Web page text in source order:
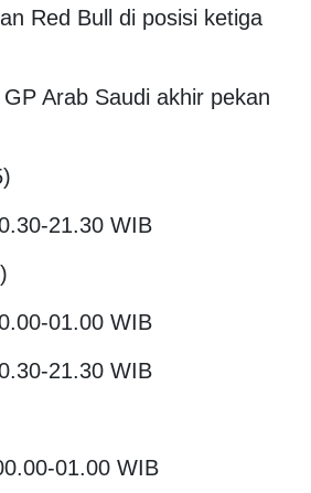
Red Bull di posisi ketiga
GP Arab Saudi akhir pekan
21.30 WIB
01.00 WIB
21.30 WIB
01.00 WIB